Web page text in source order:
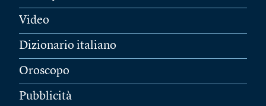
Video
Dizionario italiano
Oroscopo
Pubblicità